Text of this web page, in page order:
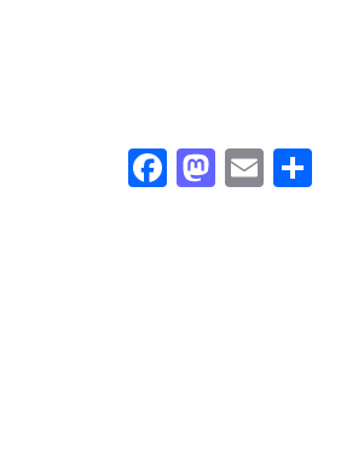
Facebook
Mastodon
Email